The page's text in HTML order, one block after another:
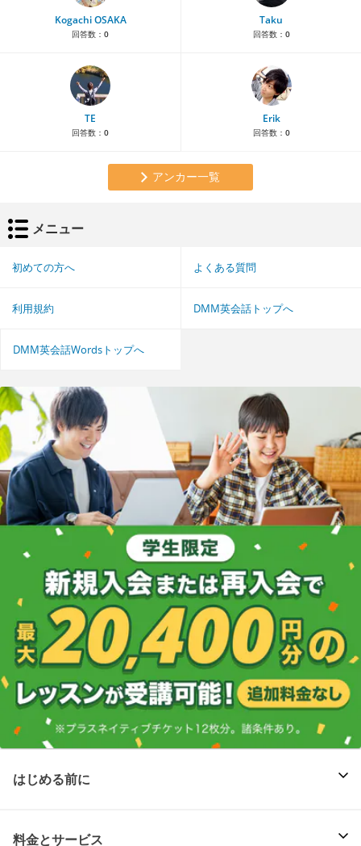
Kogachi OSAKA
回答数： 0
Taku
回答数： 0
TE
回答数： 0
Erik
回答数： 0
アンカー一覧
メニュー
初めての方へ よくある質問
利用規約 DMM英会話トップへ
DMM英会話Wordsトップへ
はじめる前に
料金とサービス